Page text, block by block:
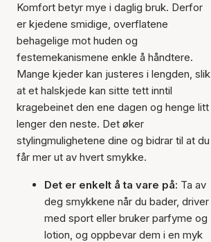
Komfort betyr mye i daglig bruk. Derfor
er kjedene smidige, overflatene
behagelige mot huden og
festemekanismene enkle å håndtere.
Mange kjeder kan justeres i lengden, slik
at et halskjede kan sitte tett inntil
kragebeinet den ene dagen og henge litt
lenger den neste. Det øker
stylingmulighetene dine og bidrar til at du
får mer ut av hvert smykke.
Det er enkelt å ta vare på: Ta av
deg smykkene når du bader, driver
med sport eller bruker parfyme og
lotion, og oppbevar dem i en myk